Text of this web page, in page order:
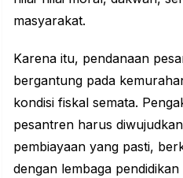
masyarakat.
Karena itu, pendanaan
bergantung pada
kondisi fiskal semata.
pesantren harus
pembiayaan yang pasti,
dengan lembaga